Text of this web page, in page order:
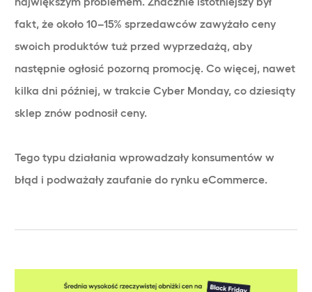
fakt, że około 10–15% sprzedawców zawyżało ceny
swoich produktów tuż przed wyprzedażą, aby
następnie ogłosić pozorną promocję. Co więcej, nawet
kilka dni później, w trakcie Cyber Monday, co dziesiąty
sklep znów podnosił ceny.
Tego typu działania wprowadzały konsumentów w
błąd i podważały zaufanie do rynku eCommerce.